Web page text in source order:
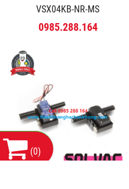
VSX04KB-NR-MS
0985.288.164
(0)